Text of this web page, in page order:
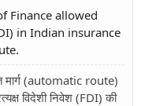
Finance allowed
in Indian insurance
मार्ग (automatic route)
विदेशी निवेश (FDI) की